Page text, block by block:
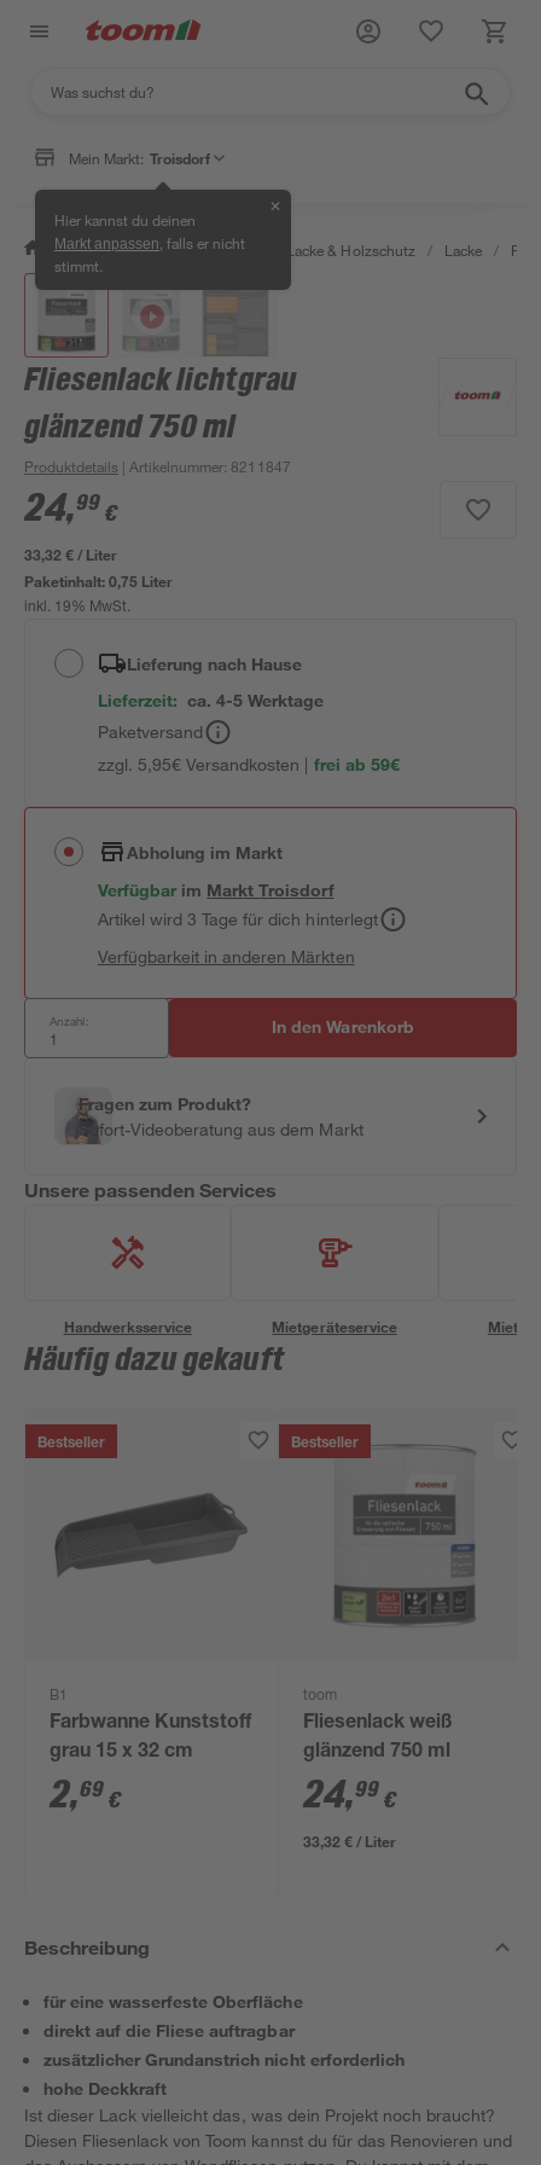
Mein Markt: Troisdorf
Hier kannst du deinen
Markt anpassen , falls er nicht
stimmt.
✕
/ Bauen & Renovieren / Farben, Lacke & Holzschutz / Lacke /
Fliesenlack lichtgrau
glänzend 750 ml
Produktdetails | Artikelnummer: 8211847
24,99 €
33,32 € / Liter
Paketinhalt:0,75 Liter
inkl. 19% MwSt.
Lieferung nach Hause
Lieferzeit: ca. 4-5 Werktage
Paketversand
zzgl. 5,95€ Versandkosten | frei ab 59€
Abholung im Markt
Verfügbar im MarktTroisdorf
Artikel wird 3 Tage für dich hinterlegt
Verfügbarkeit in anderen Märkten
Anzahl: In den Warenkorb
Fragen zum Produkt?
Sofort-Videoberatung aus dem Markt
Unsere passenden Services
Handwerksservice Mietgeräteservice
Häufig dazu gekauft
Bestseller
B1
Farbwanne Kunststoff
grau 15 x 32 cm
2,69 €
Bestseller
toom
Fliesenlack weiß
glänzend 750 ml
24,99 €
33,32 € / Liter
Beschreibung
für eine wasserfeste Oberfläche
direkt auf die Fliese auftragbar
zusätzlicher Grundanstrich nicht erforderlich
hohe Deckkraft
Ist dieser Lack vielleicht das, was dein Projekt noch braucht?
Diesen Fliesenlack von Toom kannst du für das Renovieren und